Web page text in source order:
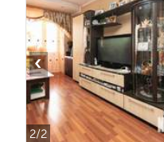
2/2
‹